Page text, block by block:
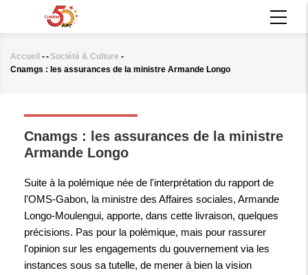
principal
Fil
Accueil -- Société & Culture -
Cnamgs : les assurances de la ministre Armande Longo
Cnamgs : les assurances de la ministre
Armande Longo
Suite à la polémique née de l'interprétation du rapport de
l'OMS-Gabon, la ministre des Affaires sociales, Armande
Longo-Moulengui, apporte, dans cette livraison, quelques
précisions. Pas pour la polémique, mais pour rassurer
l'opinion sur les engagements du gouvernement via les
instances sous sa tutelle, de mener à bien la vision